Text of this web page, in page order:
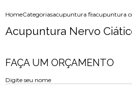
HomeCategoriasacupuntura fisioterapia
acupuntura
Acupuntura Nervo
FAÇA UM ORÇAMENTO
Digite seu nome